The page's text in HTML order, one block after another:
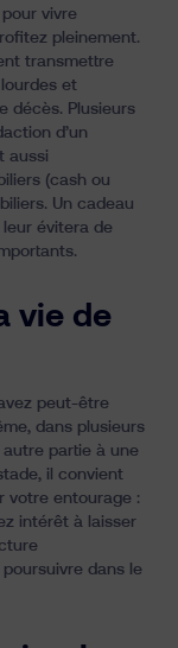
vivre
pleinement.
transmettre
et
décès. Plusieurs
d’un
aussi
(cash ou
Un cadeau
leur évitera de
vie de
peut-être
dans plusieurs
partie à une
il convient
votre entourage :
intérêt à laisser
dans le